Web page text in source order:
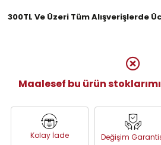
300TL Ve Üzeri Tüm Alışverişlerde
Maalesef bu ürün
Kolay İade Değişim